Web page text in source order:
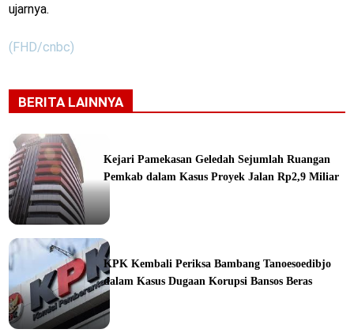
ujarnya.
(FHD/cnbc)
BERITA LAINNYA
Kejari Pamekasan Geledah Sejumlah Ruangan
Pemkab dalam Kasus Proyek Jalan Rp2,9 Miliar
KPK Kembali Periksa Bambang Tanoesoedibjo
dalam Kasus Dugaan Korupsi Bansos Beras